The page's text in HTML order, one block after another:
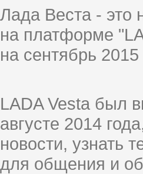
Лада Веста -
на платформе
на сентябрь
LADA Vesta был
августе 2014
новости, узнать
для общения и